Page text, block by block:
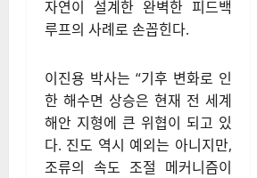
자연이 설계한 완벽한 피드백
루프의 사례로 손꼽힌다.
이진용 박사는 “기후 변화로 인
한 해수면 상승은 현재 전 세계
해안 지형에 큰 위협이 되고 있
다. 진도 역시 예외는 아니지만,
조류의 속도 조절 메커니즘이